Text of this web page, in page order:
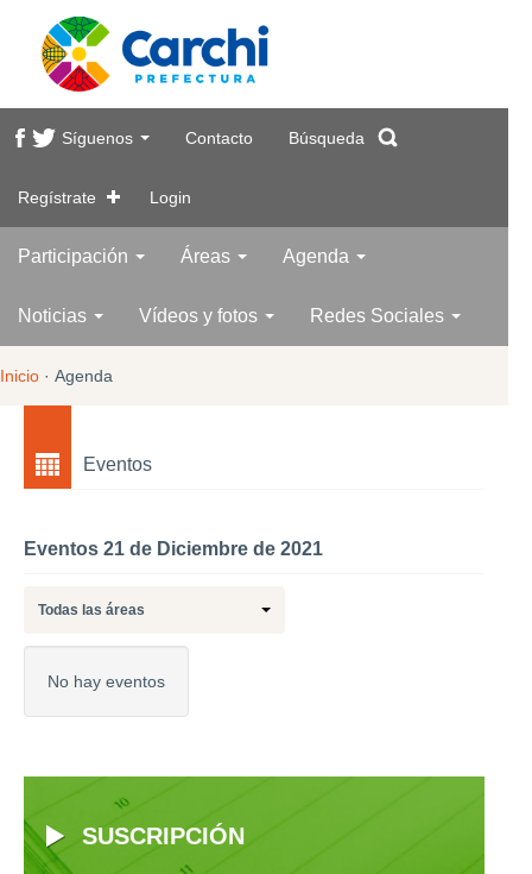
Síguenos Contacto Búsqueda
Regístrate Login
Participación Áreas Agenda
Noticias Vídeos y fotos Redes Sociales
Inicio · Agenda
Eventos
Eventos 21 de Diciembre de 2021
Todas las áreas
No hay eventos
SUSCRIPCIÓN